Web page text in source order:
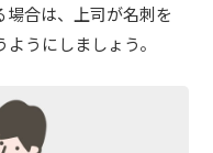
場合は、上司が名刺を
うにしましょう。